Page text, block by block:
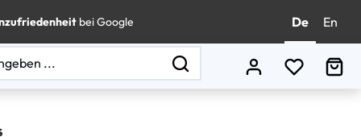
bei Google De En
Du hast